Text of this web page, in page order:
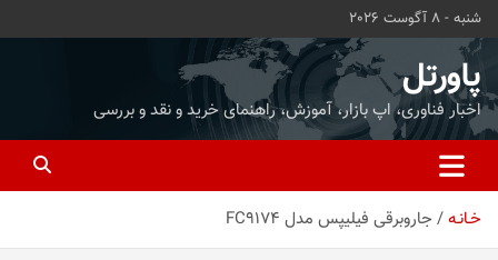
محتوا
بروید
شنبه - 8 آگوست 2026
پاورتل
اخبار فناوری، اپ بازار، آموزش، راهنمای خرید و نقد و بررسی
خـانـه جاروبرقی فیلیپس مدل FC9174